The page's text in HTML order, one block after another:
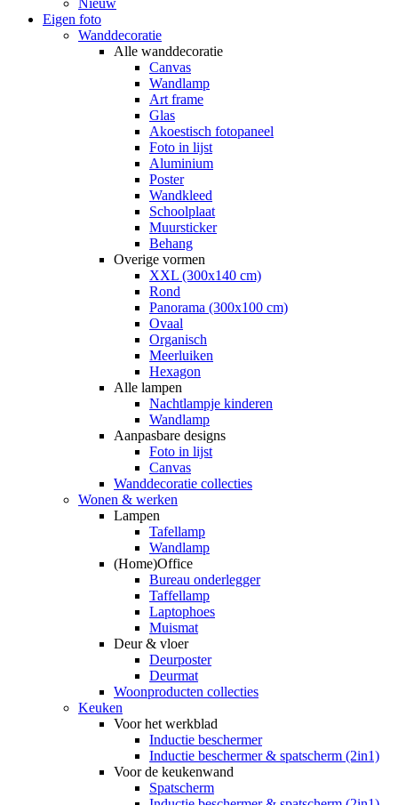
Eigen foto
Wanddecoratie
Alle wanddecoratie
Canvas
Wandlamp
Art frame
Glas
Akoestisch fotopaneel
Foto in lijst
Aluminium
Poster
Wandkleed
Schoolplaat
Muursticker
Behang
Overige vormen
XXL (300x140 cm)
Rond
Panorama (300x100 cm)
Ovaal
Organisch
Meerluiken
Hexagon
Alle lampen
Nachtlampje kinderen
Wandlamp
Aanpasbare designs
Foto in lijst
Canvas
Wanddecoratie collecties
Wonen & werken
Lampen
Tafellamp
Wandlamp
(Home)Office
Bureau onderlegger
Taffellamp
Laptophoes
Muismat
Deur & vloer
Deurposter
Deurmat
Woonproducten collecties
Keuken
Voor het werkblad
Inductie beschermer
Inductie beschermer & spatscherm (2in1)
Voor de keukenwand
Spatscherm